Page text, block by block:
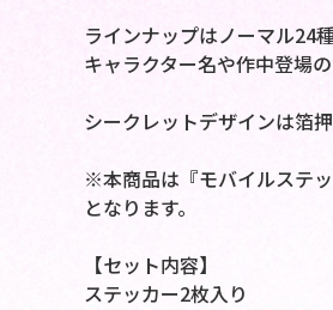
ラインナップはノーマル
キャラクター名や作中登場
シークレットデザインは箔
※本商品は『モバイルステ
となります。
【セット内容】
ステッカー2枚入り